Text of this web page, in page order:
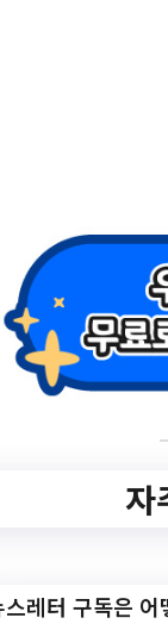
경
여
까
✅자
스레터 구독은 어